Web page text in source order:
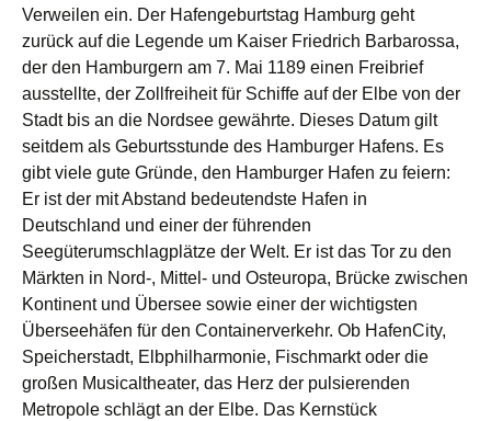
Verweilen ein. Der Hafengeburtstag Hamburg geht
zurück auf die Legende um Kaiser Friedrich Barbarossa,
der den Hamburgern am 7. Mai 1189 einen Freibrief
ausstellte, der Zollfreiheit für Schiffe auf der Elbe von der
Stadt bis an die Nordsee gewährte. Dieses Datum gilt
seitdem als Geburtsstunde des Hamburger Hafens. Es
gibt viele gute Gründe, den Hamburger Hafen zu feiern:
Er ist der mit Abstand bedeutendste Hafen in
Deutschland und einer der führenden
Seegüterumschlagplätze der Welt. Er ist das Tor zu den
Märkten in Nord-, Mittel- und Osteuropa, Brücke zwischen
Kontinent und Übersee sowie einer der wichtigsten
Überseehäfen für den Containerverkehr. Ob HafenCity,
Speicherstadt, Elbphilharmonie, Fischmarkt oder die
großen Musicaltheater, das Herz der pulsierenden
Metropole schlägt an der Elbe. Das Kernstück